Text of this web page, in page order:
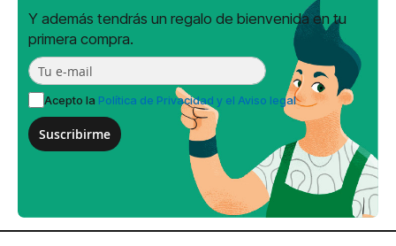
Y además tendrás un regalo de bienvenida en tu
primera compra.
Acepto la Política de Privacidad y el Aviso legal
Suscribirme